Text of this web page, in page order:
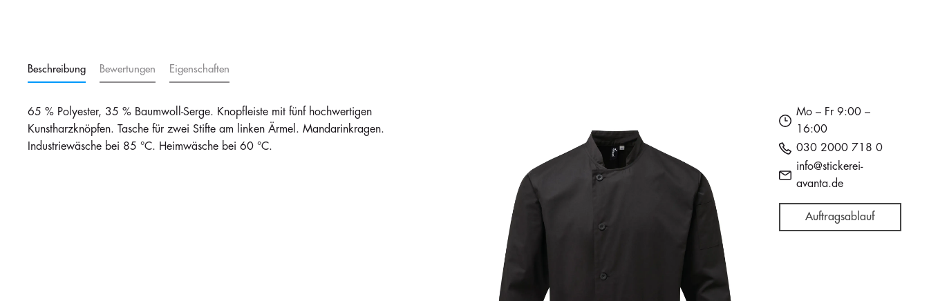
Beschreibung Bewertungen Eigenschaften
65 % Polyester, 35 % Baumwoll-Serge. Knopfleiste mit fünf hochwertigen
Kunstharzknöpfen. Tasche für zwei Stifte am linken Ärmel. Mandarinkragen.
Industriewäsche bei 85 °C. Heimwäsche bei 60 °C.
Mo – Fr 9:00 –
16:00
030 2000 718 0
info@stickerei-
avanta.de
Auftragsablauf